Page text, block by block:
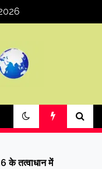
के तत्वाधान में